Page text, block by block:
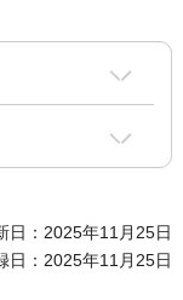
日：2025年11月25日
日：2025年11月25日